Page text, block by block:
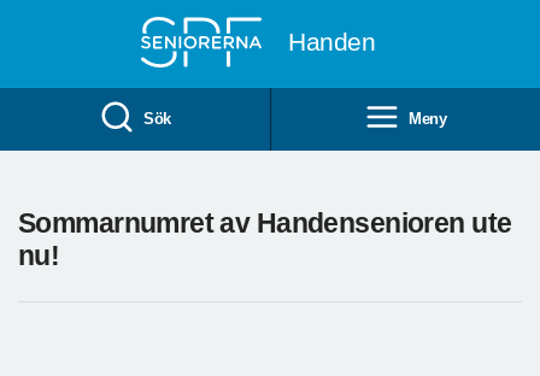
Handen
Sök Meny
Sommarnumret av Handensenioren ute
nu!